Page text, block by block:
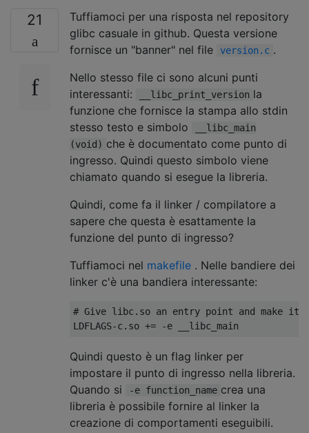
21
Tuffiamoci per una risposta nel repository
glibc casuale in github. Questa versione
fornisce un "banner" nel file
version.c .
Nello stesso file ci sono alcuni punti
interessanti:
__libc_print_version la
funzione che fornisce la stampa allo stdin
stesso testo e simbolo
__libc_main
(void) che è documentato come punto di
ingresso. Quindi questo simbolo viene
chiamato quando si esegue la libreria.
Quindi, come fa il linker / compilatore a
sapere che questa è esattamente la
funzione del punto di ingresso?
Tuffiamoci nel makefile . Nelle bandiere dei
linker c'è una bandiera interessante:
# Give libc.so an entry point and make
Quindi questo è un flag linker per
impostare il punto di ingresso nella libreria.
Quando si
-e function_name crea una
libreria è possibile fornire al linker la
creazione di comportamenti eseguibili.